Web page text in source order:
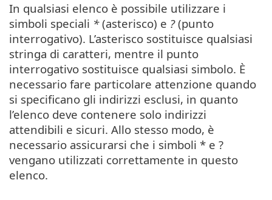
In qualsiasi elenco è possibile utilizzare i
simboli speciali *(asterisco) e ?(punto
interrogativo). L’asterisco sostituisce qualsiasi
stringa di caratteri, mentre il punto
interrogativo sostituisce qualsiasi simbolo. È
necessario fare particolare attenzione quando
si specificano gli indirizzi esclusi, in quanto
l’elenco deve contenere solo indirizzi
attendibili e sicuri. Allo stesso modo, è
necessario assicurarsi che i simboli * e ?
vengano utilizzati correttamente in questo
elenco.